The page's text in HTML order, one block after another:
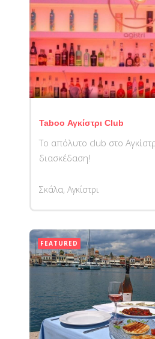
Taboo Αγκίστρι Club
Το απόλυτο club στο
διασκέδαση!
Σκάλα, Αγκίστρι
FEATURED